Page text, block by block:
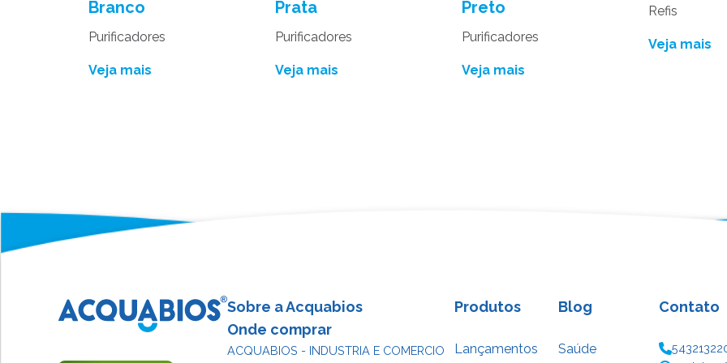
Branco
Purificadores
Veja mais
Prata
Purificadores
Veja mais
Preto
Purificadores
Veja mais
Refis
Veja mais
Sobre a Acquabios
Onde comprar
ACQUABIOS - INDUSTRIA E COMERCIO
Produtos
Lançamentos
Blog
Saúde
Contato